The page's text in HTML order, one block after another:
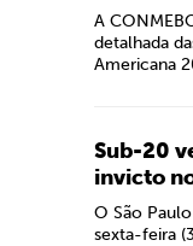
A
detalhada
Americana
Sub-20
invicto
O São
sexta-feira